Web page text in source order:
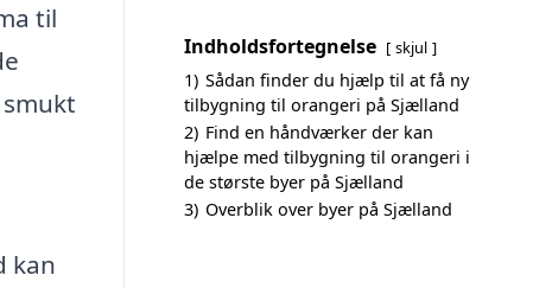
til
kan
Indholdsfortegnelse skjul
1) Sådan finder du hjælp til at få ny
tilbygning til orangeri på Sjælland
2) Find en håndværker der kan
hjælpe med tilbygning til orangeri i
de største byer på Sjælland
3) Overblik over byer på Sjælland